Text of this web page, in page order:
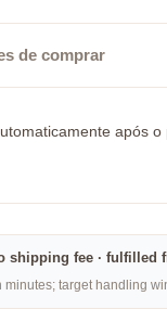
de comprar
após
shipping fee ·
target handling